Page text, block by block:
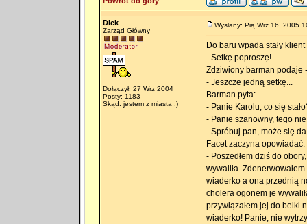
Dick
Zarząd Główny
Dołączył: 27 Wrz 2004
Posty: 1183
Skąd: jestem z miasta :)
Wysłany: Pią Wrz 16, 2005
Do baru wpada stały klient
- Setkę poproszę!
Zdziwiony barman podaje
- Jeszcze jedną setkę...
Barman pyta:
- Panie Karolu, co się
- Panie szanowny, tego
- Spróbuj pan, może się
Facet zaczyna opowiadać:
- Poszedłem dziś do
wywaliła.
wiaderko a ona przednią
cholera ogonem je
przywiązałem jej do belki
wiaderko! Panie, nie